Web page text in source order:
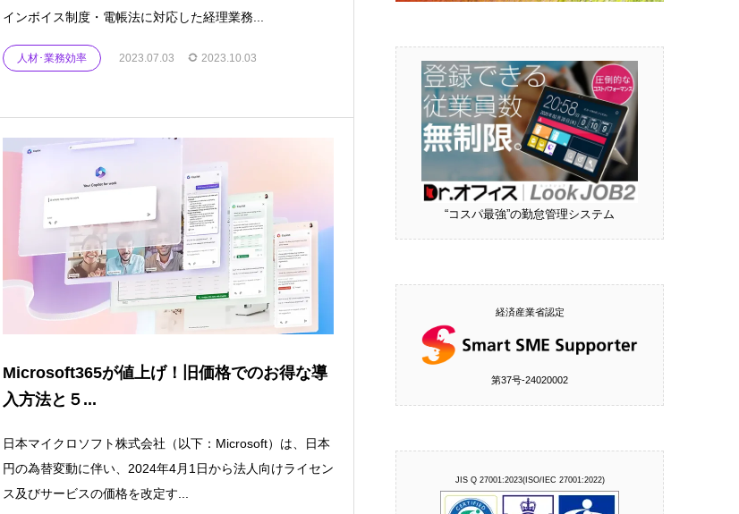
インボイス制度・電帳法に対応した経理業務...
人材･業務効率 2023.07.03 2023.10.03
Microsoft365が値上げ！旧価格でのお得な導
入方法と５...
日本マイクロソフト株式会社（以下：Microsoft）は、日本
円の為替変動に伴い、2024年4月1日から法人向けライセン
ス及びサービスの価格を改定す...
“コスパ最強”の勤怠管理システム
経済産業省認定
第37号‐24020002
JIS Q 27001:2023(ISO/IEC 27001:2022)